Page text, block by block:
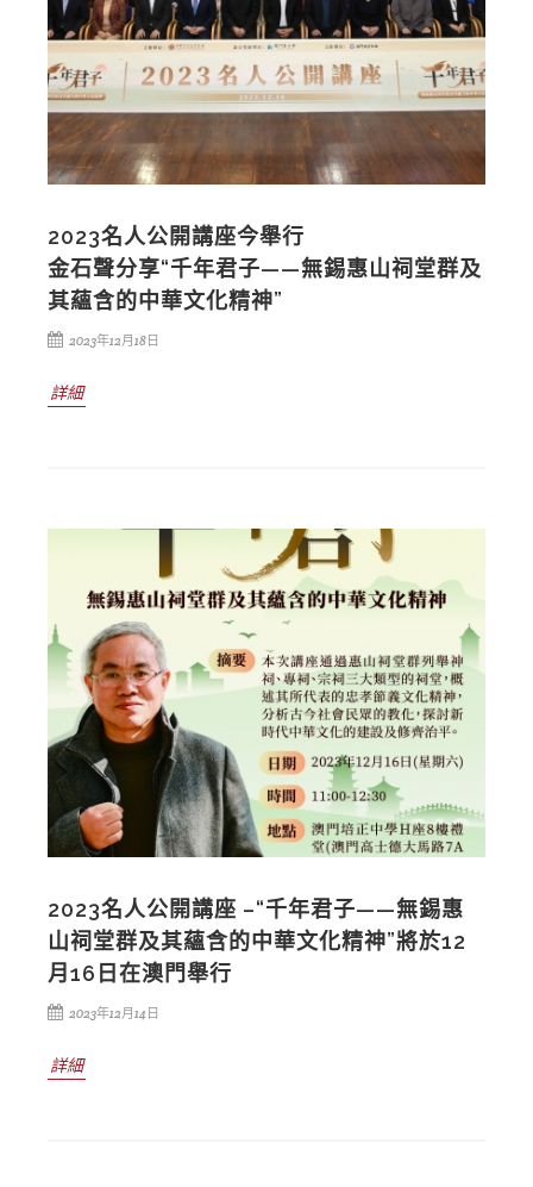
2023名人公開講座今舉行
金石聲分享“千年君子——無錫惠山祠堂群及
其蘊含的中華文化精神”
2023年12月18日
詳細
2023名人公開講座 –“千年君子——無錫惠
山祠堂群及其蘊含的中華文化精神”將於12
月16日在澳門舉行
2023年12月14日
詳細